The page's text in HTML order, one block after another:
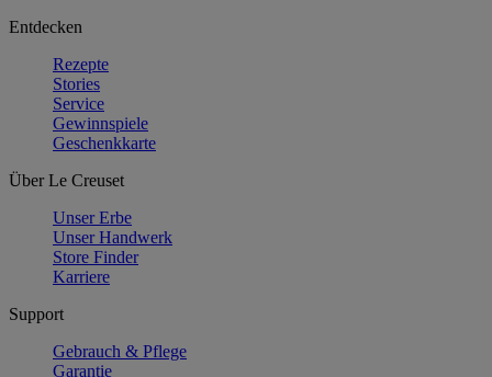
Entdecken
Rezepte
Stories
Service
Gewinnspiele
Geschenkkarte
Über Le Creuset
Unser Erbe
Unser Handwerk
Store Finder
Karriere
Support
Gebrauch & Pflege
Garantie